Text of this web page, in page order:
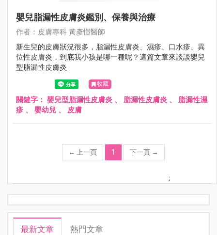
嬰兒脂漏性皮膚炎鑑別、保養與治療
作者：⽪膚專科 黃彥愷醫師
新生兒的皮膚狀況很多，脂漏性皮膚炎、濕疹、口水疹、異
位性皮膚炎，到底我小孩是哪一種呢？這篇文章來談談嬰兒
型脂漏性皮膚炎
收藏
關鍵字： 嬰兒型脂漏性皮膚炎 、 脂漏性皮膚炎 、 脂漏性濕
疹 、 嬰幼兒 、 皮膚
← 上一頁 1 下一頁 →
;
最新文章 熱門文章